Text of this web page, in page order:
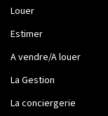
Louer
Estimer
A vendre/A louer
La Gestion
La conciergerie